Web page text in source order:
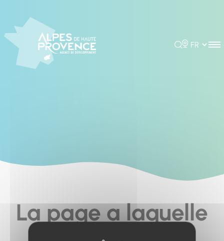
Rechercher
Choisir la
La page a laquelle